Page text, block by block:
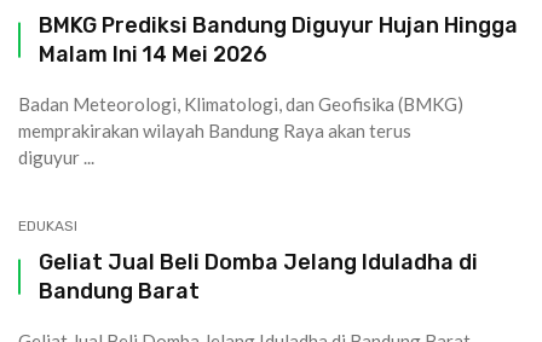
BMKG Prediksi Bandung Diguyur Hujan Hingga
Malam Ini 14 Mei 2026
Badan Meteorologi, Klimatologi, dan Geofisika (BMKG)
memprakirakan wilayah Bandung Raya akan terus
diguyur ...
EDUKASI
Geliat Jual Beli Domba Jelang Iduladha di
Bandung Barat